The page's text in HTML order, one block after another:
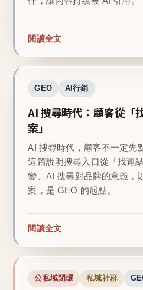
閱讀全文
GEO AI行銷
AI 搜尋時代：顧客從「
案」
AI 搜尋時代，顧客不一定先
這篇說明搜尋入口從「找連
變、AI 搜尋對品牌的意義，
案，是 GEO 的起點。
閱讀全文
公私域閉環 私域社群